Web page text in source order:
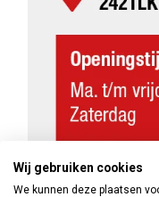
Wij gebruiken cookies
We kunnen deze plaatsen